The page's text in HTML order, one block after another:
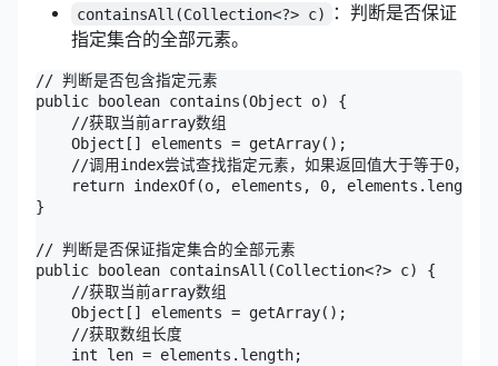
containsAll(Collection<?> c)
：判断是否保证
指定集合的全部元素。
// 判断是否包含指定元素
public boolean contains(Object o) {
    //获取当前array数组
    Object[] elements = getArray();
//调用index尝试查找指定元素，如果返回值大于等于0，则
return indexOf(o, elements, 0, elements.length)
}
// 判断是否保证指定集合的全部元素
public boolean containsAll(Collection<?> c) {
    //获取当前array数组
    Object[] elements = getArray();
    //获取数组长度
    int len = elements.length;